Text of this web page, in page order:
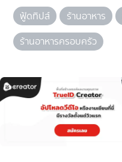
ฟู้ดทิปส์
ร้านอาหาร
ร้านอาหารครอบครัว